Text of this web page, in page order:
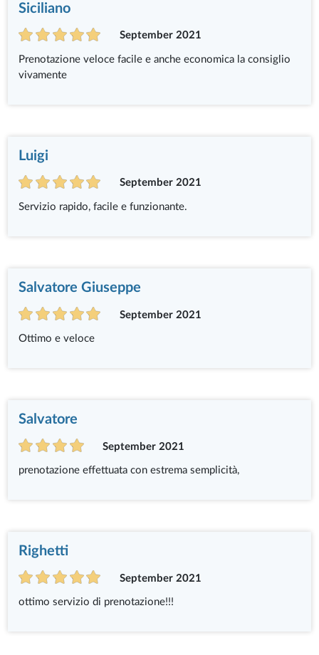
Siciliano
September 2021
Prenotazione veloce facile e anche economica la consiglio
vivamente
Luigi
September 2021
Servizio rapido, facile e funzionante.
Salvatore Giuseppe
September 2021
Ottimo e veloce
Salvatore
September 2021
prenotazione effettuata con estrema semplicità,
Righetti
September 2021
ottimo servizio di prenotazione!!!